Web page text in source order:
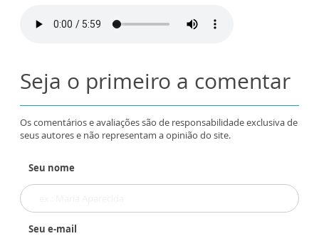
Seja o primeiro a comentar
Os comentários e avaliações são de responsabilidade exclusiva de
seus autores e não representam a opinião do site.
Seu nome
Seu e-mail